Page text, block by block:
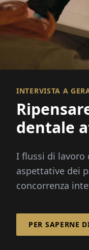
INTERVISTA A
dentale
I flussi di lavoro
aspettative dei
concorrenza
rapidamente
PER SAPERNE